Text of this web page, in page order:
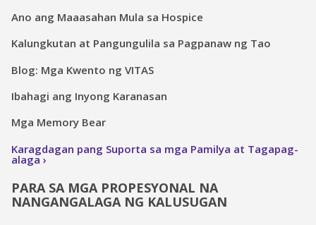
Ano ang Maaasahan Mula sa Hospice
Kalungkutan at Pangungulila sa Pagpanaw ng Tao
Blog: Mga Kwento ng VITAS
Ibahagi ang Inyong Karanasan
Mga Memory Bear
Karagdagan pang Suporta sa mga Pamilya at Tagapag-
alaga
PARA SA MGA PROPESYONAL NA
NANGANGALAGA NG KALUSUGAN